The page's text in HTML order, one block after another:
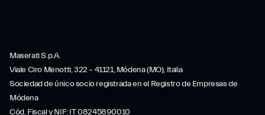
Maserati S.p.A.
Viale Ciro Menotti, 322 – 41121, Módena (MO), Italia
Sociedad de único socio registrada en el Registro de Empresas de
Módena
Cód. Fiscal y NIF: IT 08245890010